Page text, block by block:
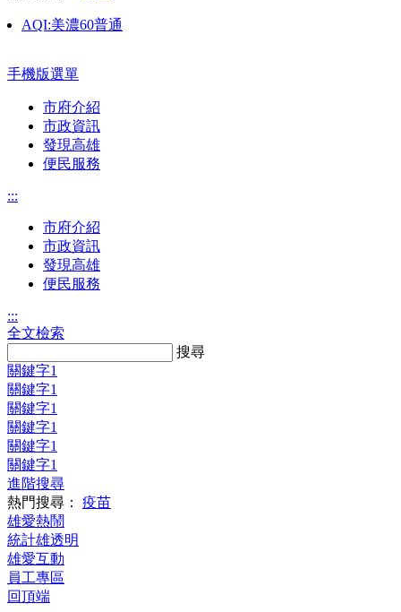
AQI:美濃60普通
手機版選單
市府介紹
市政資訊
發現高雄
便民服務
:::
市府介紹
市政資訊
發現高雄
便民服務
:::
全文檢索
搜尋
關鍵字1
關鍵字1
關鍵字1
關鍵字1
關鍵字1
關鍵字1
進階搜尋
熱門搜尋： 疫苗
雄愛熱鬧
統計雄透明
雄愛互動
員工專區
回頂端